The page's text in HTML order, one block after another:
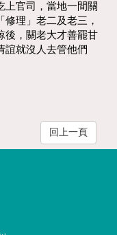
上官司，當地一間關
理」老二及老三，
後，關老大才善罷甘
誼就沒人去管他們
回上一頁